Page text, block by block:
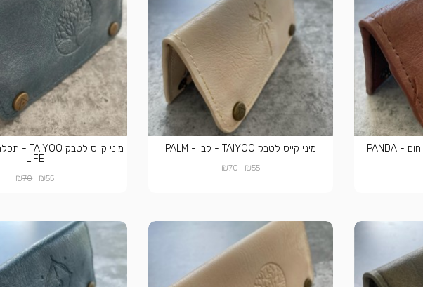
מיני קייס לטבק TAIYOO - לבן - PALM
₪55
₪70
LIFE
₪55
₪70